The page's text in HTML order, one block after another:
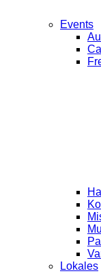
Events
Lokales